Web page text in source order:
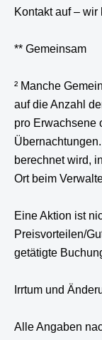
Kontakt auf –
** Gemeinsam
² Manche
auf die Anzahl
pro Erwachsene
berechnet wird,
Ort beim
Eine Aktion ist
Preisvorteilen/
getätigte
Irrtum und
Alle Angaben